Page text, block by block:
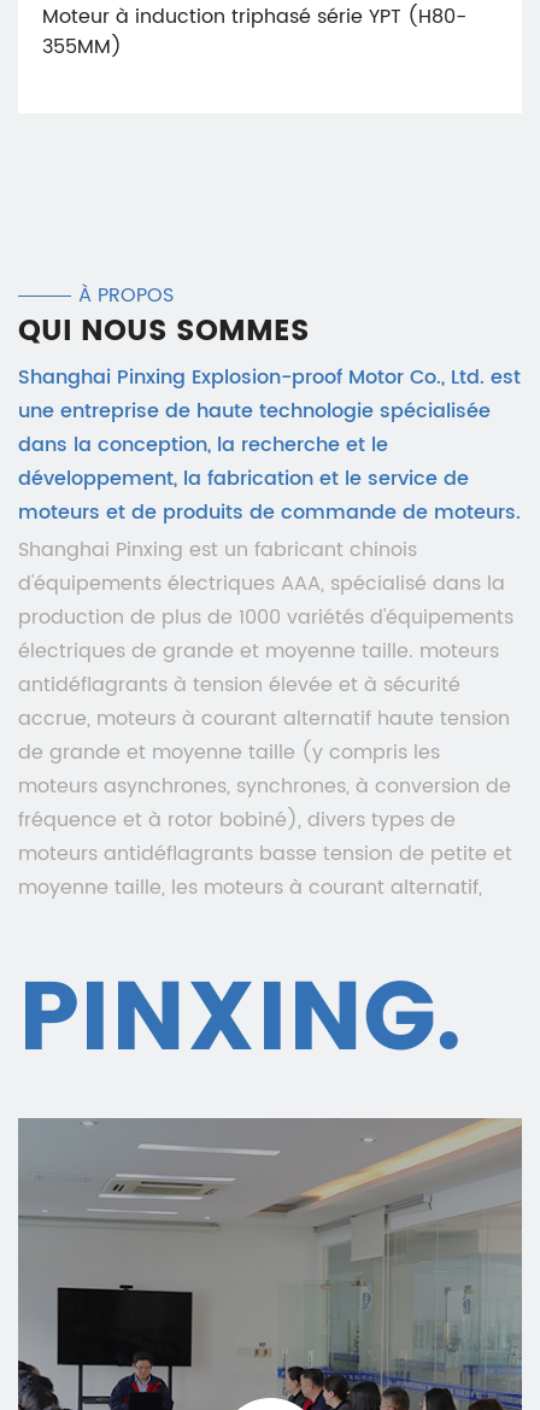
Moteur à induction triphasé série YPT (H80-
355MM)
À PROPOS
QUI NOUS SOMMES
Shanghai Pinxing Explosion-proof Motor Co., Ltd. est
une entreprise de haute technologie spécialisée
dans la conception, la recherche et le
développement, la fabrication et le service de
moteurs et de produits de commande de moteurs.
Shanghai Pinxing est un fabricant chinois
d'équipements électriques AAA, spécialisé dans la
production de plus de 1000 variétés d'équipements
électriques de grande et moyenne taille. moteurs
antidéflagrants à tension élevée et à sécurité
accrue, moteurs à courant alternatif haute tension
de grande et moyenne taille (y compris les
moteurs asynchrones, synchrones, à conversion de
fréquence et à rotor bobiné), divers types de
moteurs antidéflagrants basse tension de petite et
moyenne taille, les moteurs à courant alternatif,
largement utilisés dans les domaines de l'extraction
du charbon, de la métallurgie, du ciment, de la
fabrication du papier, de la protection de
du textile, du trafic routier, de la conservation de
l'eau, de l'électricité, construction navale et autres
usines et entreprises. Nous nous dirigeons vers les
économies d’énergie, l’efficacité, la protection de
l’environnement, l’automatisation intégrée et
l’internationalisation. Shanghai Pinxing Explosion-
proof Motor Co., Ltd vise à fournir de bons produits
automobiles et des solutions technologiques
automobiles aux entreprises industrielles mondiales
PINXING.